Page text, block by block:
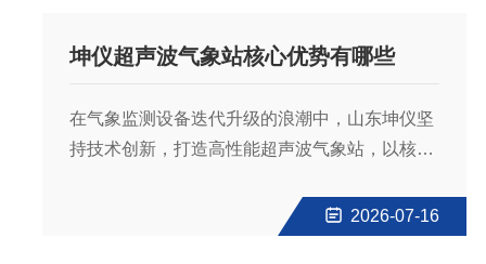
理”。它不只是把气象站的数据传到手机上，而是
家能获得什么||全域感知|兼容数百种通信协议，
支持高频采集和断线续传；基于数字孪生技术，
坤仪超声波气象站核心优势有哪些
在气象监测设备迭代升级的浪潮中，山东坤仪坚
持技术创新，打造高性能超声波气象站，以核心
高可靠、高适配四大优势，成为行业选择的气象
监测解决方案提供商，助力各行业迈向智慧监测
2026-07-16